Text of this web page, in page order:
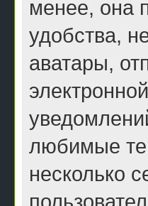
менее, она
удобства,
аватары,
любимые
несколько